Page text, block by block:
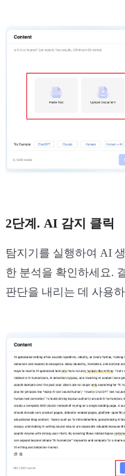
2단계. AI 감지 클릭
탐지기를 실행하여 AI
한 분석을 확인하세요.
판단을 내리는 데 사용